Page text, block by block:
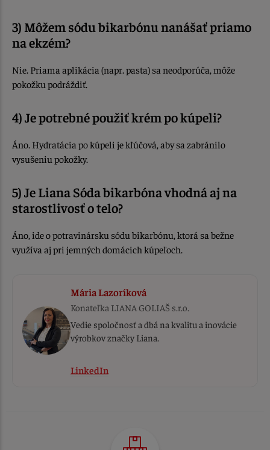
3) Môžem sódu bikarbónu nanášať priamo
na ekzém?
Nie. Priama aplikácia (napr. pasta) sa neodporúča, môže
pokožku podráždiť.
4) Je potrebné použiť krém po kúpeli?
Áno. Hydratácia po kúpeli je kľúčová, aby sa zabránilo
vysušeniu pokožky.
5) Je Liana Sóda bikarbóna vhodná aj na
starostlivosť o telo?
Áno, ide o potravinársku sódu bikarbónu, ktorá sa bežne
využíva aj pri jemných domácich kúpeľoch.
Mária Lazoríková
Konateľka LIANA GOLIAŠ s.r.o.
Vedie spoločnosť a dbá na kvalitu a inovácie
výrobkov značky Liana.
LinkedIn